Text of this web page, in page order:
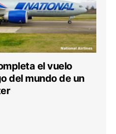
el vuelo
del mundo de un